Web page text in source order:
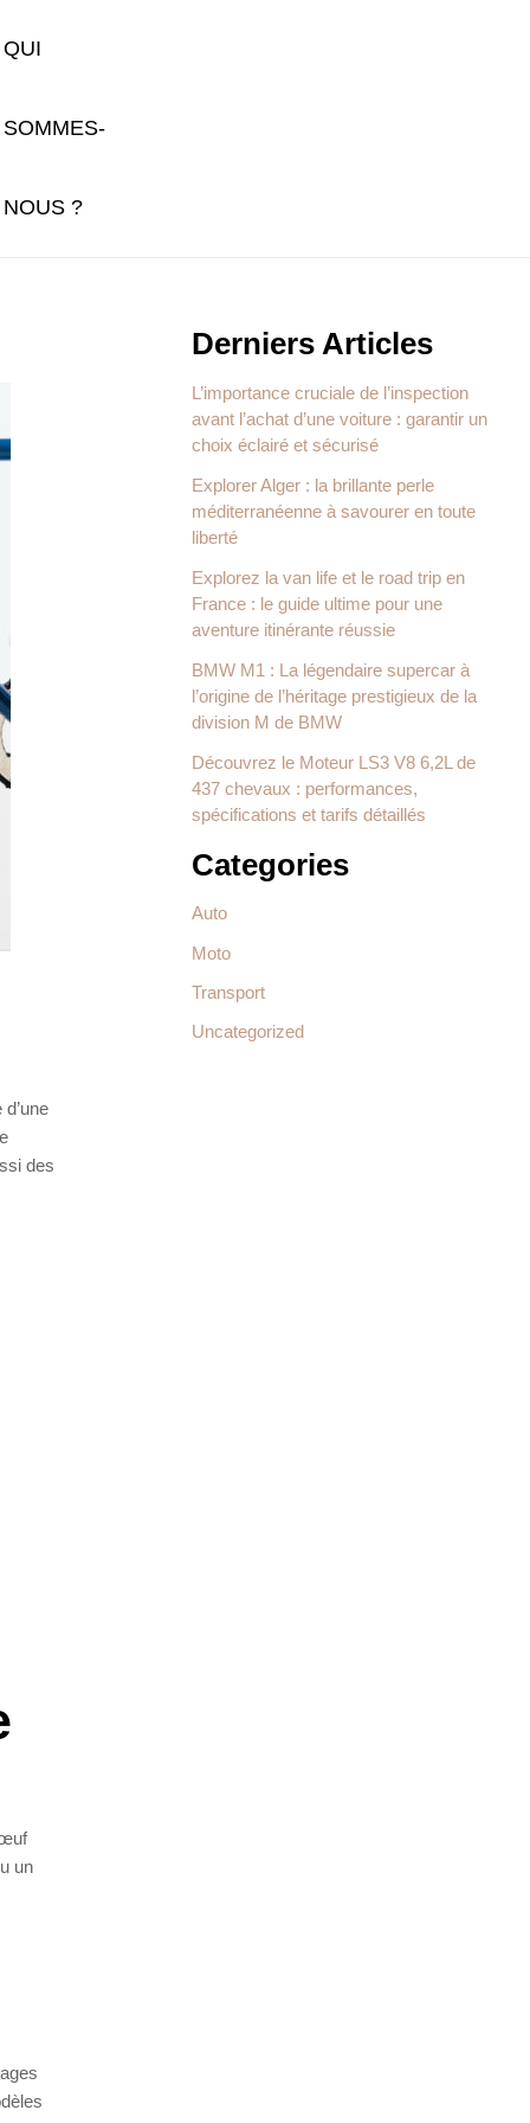
QUI
SOMMES-
NOUS ?
des
un
Derniers Articles
L’importance cruciale de l’inspection
avant l’achat d’une voiture : garantir un
choix éclairé et sécurisé
Explorer Alger : la brillante perle
méditerranéenne à savourer en toute
liberté
Explorez la van life et le road trip en
France : le guide ultime pour une
aventure itinérante réussie
BMW M1 : La légendaire supercar à
l’origine de l’héritage prestigieux de la
division M de BMW
Découvrez le Moteur LS3 V8 6,2L de
437 chevaux : performances,
spécifications et tarifs détaillés
Categories
Auto
Moto
Transport
Uncategorized